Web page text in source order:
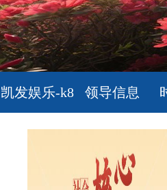
凯发娱乐-k8
凯发官网
领导信息